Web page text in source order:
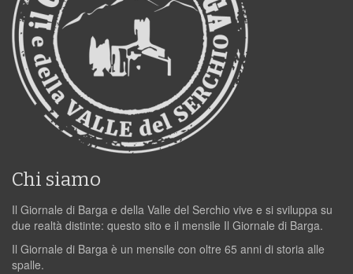
Chi siamo
Il Giornale di Barga e della Valle del Serchio vive e si sviluppa su
due realtà distinte: questo sito e il mensile Il Giornale di Barga.
Il Giornale di Barga è un mensile con oltre 65 anni di storia alle
spalle.